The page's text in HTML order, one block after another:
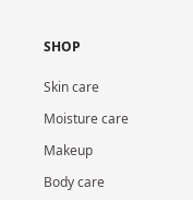
SHOP
Skin care
Moisture care
Makeup
Body care